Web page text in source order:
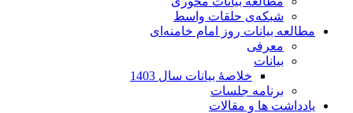
شبکه‌ی حلقات واسط
مطالعه بیانات روز امام خامنه‌ای
معرفی
بیانات
خلاصۀ بیانات سال 1403
برنامه جلسات
یادداشت ها و مقالات